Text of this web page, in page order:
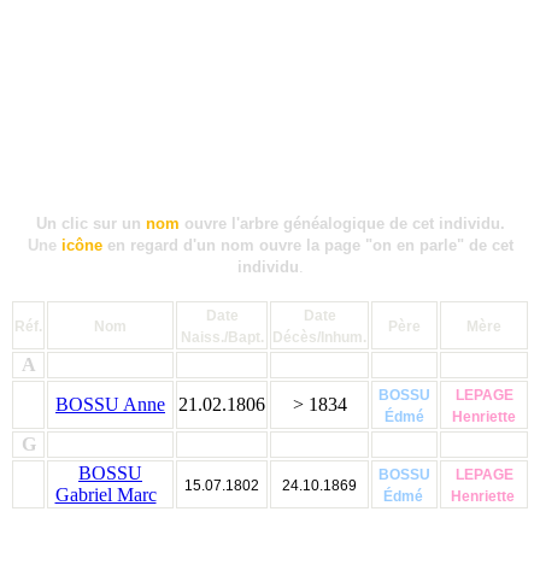
Un clic sur un nom ouvre l'arbre généalogique de cet individu.
Une icôneen regard d'un nom ouvre la page "on en parle" de cet
individu.
Réf. Nom
Date
Naiss./Bapt.
Date
Décès/Inhum.
Père Mère
A
BOSSU Anne
21.02.1806 > 1834
BOSSU
Édmé
LEPAGE
Henriette
G
BOSSU
Gabriel Marc
15.07.1802 24.10.1869
BOSSU
Édmé
LEPAGE
Henriette